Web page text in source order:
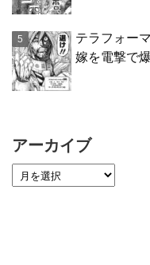
テラフォー
嫁を電撃で
アーカイブ